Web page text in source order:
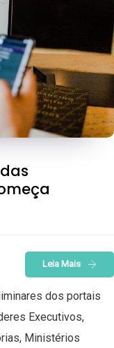
Leia Mais
dos portais
Executivos,
Ministérios